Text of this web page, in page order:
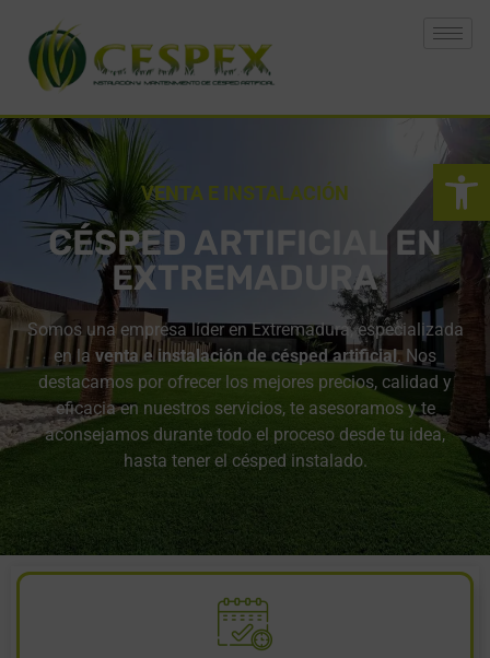
Abrir
VENTA E INSTALACIÓN
CÉSPED ARTIFICIAL EN
EXTREMADURA
Somos una empresa líder en Extremadura, especializada
en la venta e instalación de césped artificial. Nos
destacamos por ofrecer los mejores precios, calidad y
eficacia en nuestros servicios, te asesoramos y te
aconsejamos durante todo el proceso desde tu idea,
hasta tener el césped instalado.